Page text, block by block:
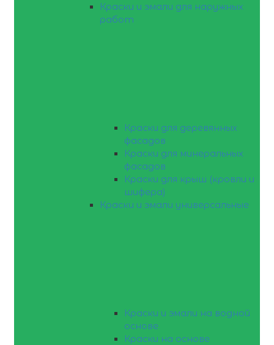
Краски и эмали для наружных
работ
Краски для деревянных
фасадов
Краски для минеральных
фасадов
Краски для крыш (кровли и
шифера)
Краски и эмали универсальные
Краски и эмали на водной
основе
Краски на основе